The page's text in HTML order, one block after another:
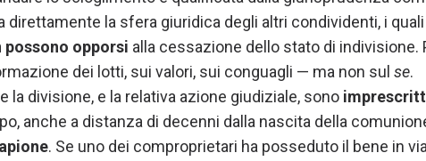
la sfera giuridica degli altri condividenti, i
possono opporsi alla cessazione dello stato di indivisione.
dei lotti, sui valori, sui conguagli — ma non sul se.
la divisione, e la relativa azione giudiziale, sono
anche a distanza di decenni dalla nascita della
. Se uno dei comproprietari ha posseduto il bene in